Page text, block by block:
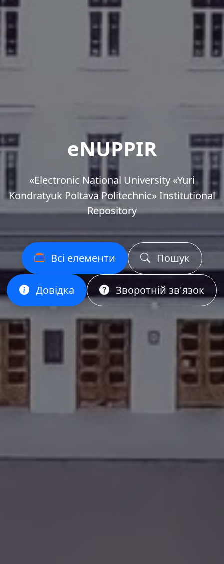
eNUPPIR
«Еlectronic National University «Yuri
Kondratyuk Poltava Politechnic» Institutional
Repository
Всі елементи Пошук
Довідка Зворотній зв'язок